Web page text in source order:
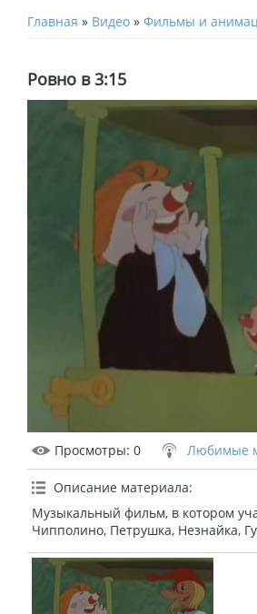
Главная » Видео » Фильмы и
Ровно в 3:15
Просмотры: 0 Любимые
Описание материала:
Музыкальный фильм, в котором
Чипполино, Петрушка, Незнайка,